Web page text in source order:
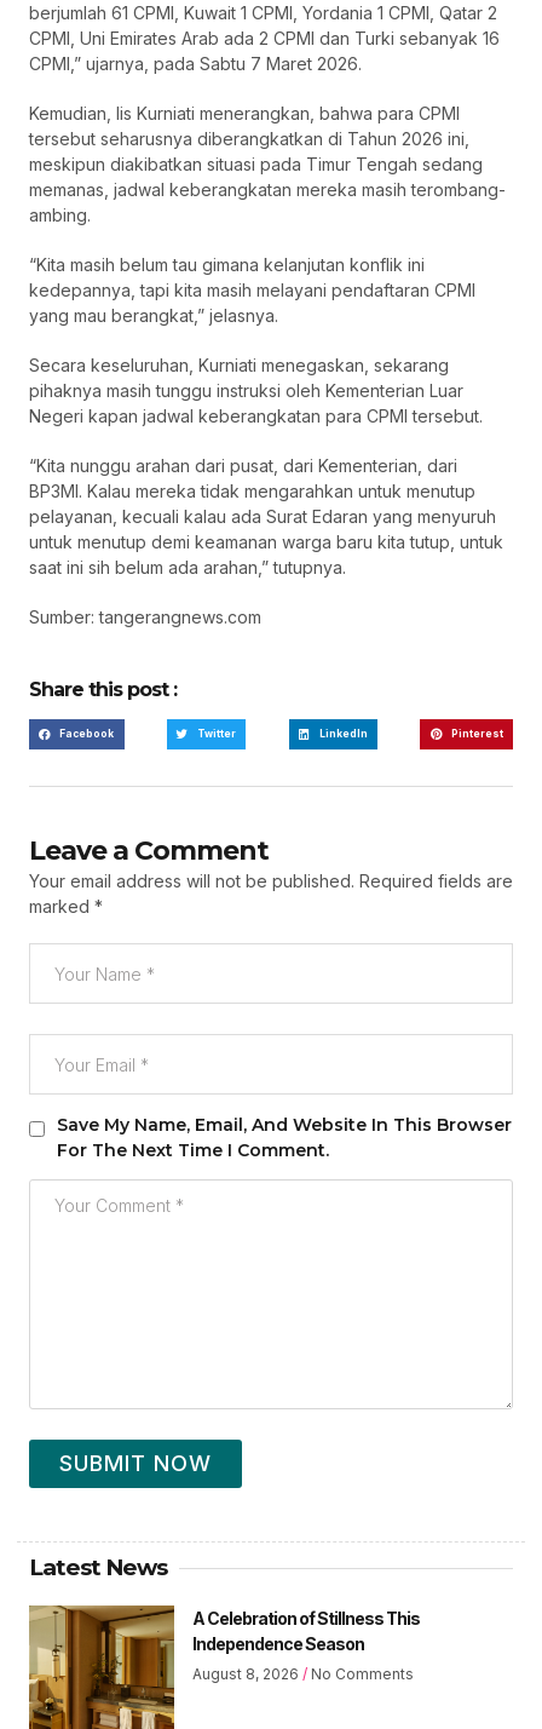
berjumlah 61 CPMI, Kuwait 1 CPMI, Yordania 1 CPMI, Qatar 2
CPMI, Uni Emirates Arab ada 2 CPMI dan Turki sebanyak 16
CPMI,” ujarnya, pada Sabtu 7 Maret 2026.
Kemudian, lis Kurniati menerangkan, bahwa para CPMI
tersebut seharusnya diberangkatkan di Tahun 2026 ini,
meskipun diakibatkan situasi pada Timur Tengah sedang
memanas, jadwal keberangkatan mereka masih terombang-
ambing.
“Kita masih belum tau gimana kelanjutan konflik ini
kedepannya, tapi kita masih melayani pendaftaran CPMI
yang mau berangkat,” jelasnya.
Secara keseluruhan, Kurniati menegaskan, sekarang
pihaknya masih tunggu instruksi oleh Kementerian Luar
Negeri kapan jadwal keberangkatan para CPMI tersebut.
“Kita nunggu arahan dari pusat, dari Kementerian, dari
BP3MI. Kalau mereka tidak mengarahkan untuk menutup
pelayanan, kecuali kalau ada Surat Edaran yang menyuruh
untuk menutup demi keamanan warga baru kita tutup, untuk
saat ini sih belum ada arahan,” tutupnya.
Sumber: tangerangnews.com
Share this post :
Facebook Twitter LinkedIn Pinterest
Leave a Comment
Your email address will not be published. Required fields are
marked *
Save My Name, Email, And Website In This Browser
For The Next Time I Comment.
SUBMIT NOW
Latest News
A Celebration of Stillness This
Independence Season
August 8, 2026 No Comments